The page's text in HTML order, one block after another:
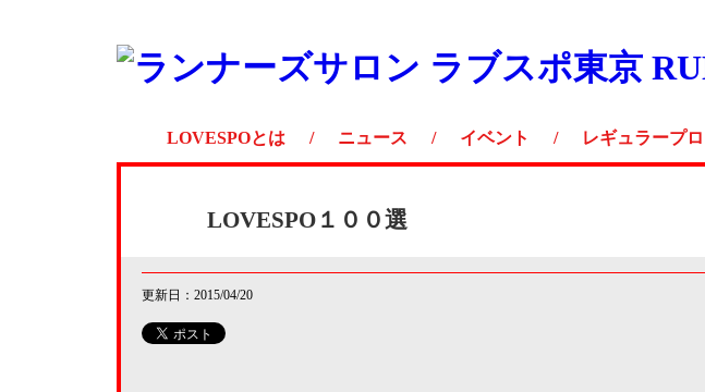
LOVESPOとは / ニュース / イベント / レギュラープ
LOVESPO１００選
更新日：2015/04/20